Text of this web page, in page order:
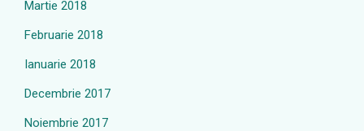
Martie 2018
Februarie 2018
Ianuarie 2018
Decembrie 2017
Noiembrie 2017